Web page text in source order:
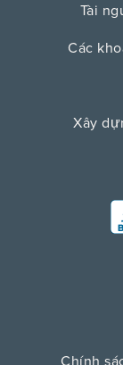
Tài
Các
Xây
Chính